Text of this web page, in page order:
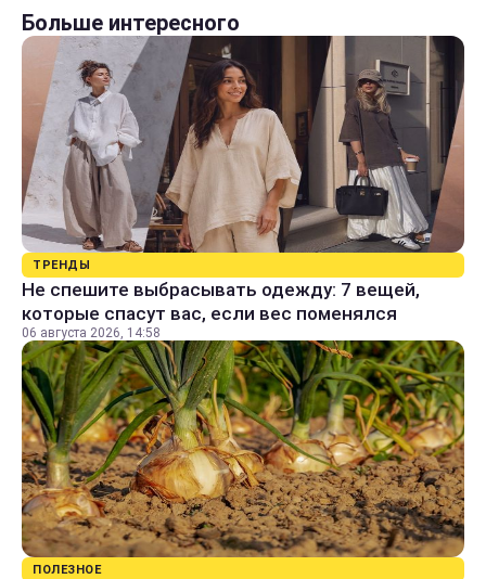
Больше интересного
ТРЕНДЫ
Не спешите выбрасывать одежду: 7 вещей,
которые спасут вас, если вес поменялся
06 августа 2026, 14:58
ПОЛЕЗНОЕ